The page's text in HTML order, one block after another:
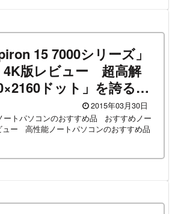
15 7000シリーズ」
4K版レビュー 超高解
ドット」を誇る、
わる人向けの大画面ノ
ン！
2015年03月30日
ートパソコンのおすすめ品
おすすめノー
ュー
高性能ノートパソコンのおすすめ品